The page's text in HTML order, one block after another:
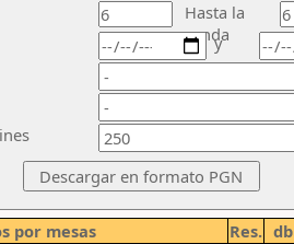
Hasta la
ronda
y
por mesas Res.